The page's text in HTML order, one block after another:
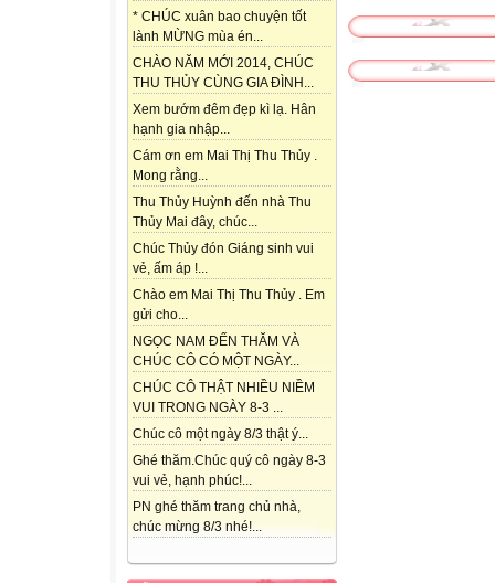
* CHÚC xuân bao chuyện tốt
lành MỪNG mùa én...
CHÀO NĂM MỚI 2014, CHÚC
THU THỦY CÙNG GIA ĐÌNH...
Xem bướm đêm đẹp kì lạ. Hân
hạnh gia nhập...
Cám ơn em Mai Thị Thu Thủy .
Mong rằng...
Thu Thủy Huỳnh đến nhà Thu
Thủy Mai đây, chúc...
Chúc Thủy đón Giáng sinh vui
vẻ, ấm áp !...
Chào em Mai Thị Thu Thủy . Em
gửi cho...
NGỌC NAM ĐẾN THĂM VÀ
CHÚC CÔ CÓ MỘT NGÀY...
CHÚC CÔ THẬT NHIỀU NIỀM
VUI TRONG NGÀY 8-3 ...
Chúc cô một ngày 8/3 thật ý...
Ghé thăm.Chúc quý cô ngày 8-3
vui vẻ, hạnh phúc!...
PN ghé thăm trang chủ nhà,
chúc mừng 8/3 nhé!...